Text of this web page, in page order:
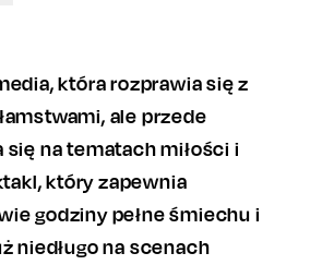
która rozprawia się z
ale przede
na tematach miłości i
który zapewnia
godziny pełne śmiechu i
niedługo na scenach